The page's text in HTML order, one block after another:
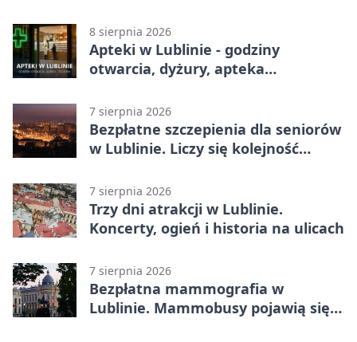
Ekstraklasy
8 sierpnia 2026
Apteki w Lublinie - godziny
otwarcia, dyżury, apteka
7 sierpnia 2026
Bezpłatne szczepienia dla seniorów
w Lublinie. Liczy się kolejność
7 sierpnia 2026
Trzy dni atrakcji w Lublinie.
Koncerty, ogień i historia na ulicach
7 sierpnia 2026
Bezpłatna mammografia w
Lublinie. Mammobusy pojawią się